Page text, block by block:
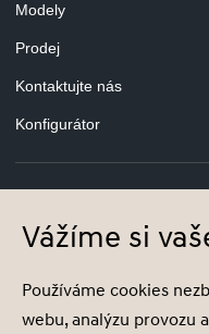
Modely
Prodej
Kontaktujte nás
Konfigurátor
©
Společnost je zapsána v
nad Labem,
Vážíme si
Používáme cookies
webu, analýzu provozu